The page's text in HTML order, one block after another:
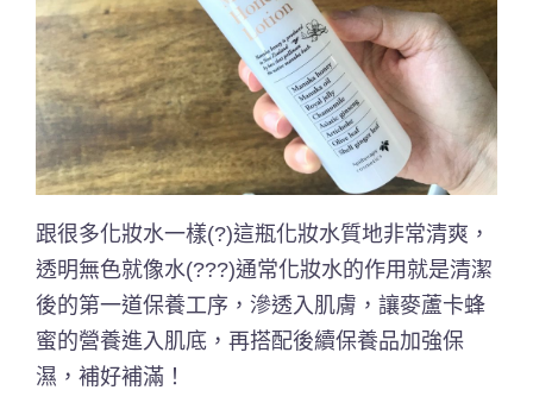
跟很多化妝水一樣(?)這瓶化妝水質地非常清爽，
透明無色就像水(???)通常化妝水的作用就是清潔
後的第一道保養工序，滲透入肌膚，讓麥蘆卡蜂
蜜的營養進入肌底，再搭配後續保養品加強保
濕，補好補滿！